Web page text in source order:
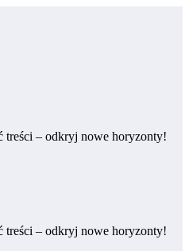
treści – odkryj nowe horyzonty!
treści – odkryj nowe horyzonty!